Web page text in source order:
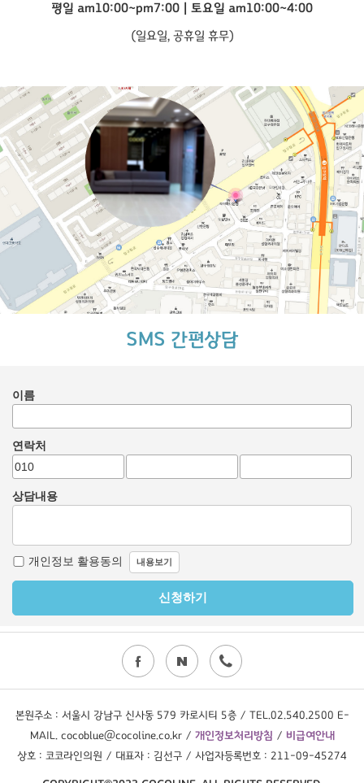
평일 am10:00~pm7:00 | 토요일 am10:00~4:00
(일요일, 공휴일 휴무)
SMS 간편상담
본원주소 : 서울시 강남구 신사동 579 카로시티 5층 / TEL.02.540.2500 E-
MAIL. cocoblue@cocoline.co.kr / 개인정보처리방침 / 비급여안내
상호 : 코코라인의원 / 대표자 : 김선구 / 사업자등록번호 : 211-09-45274